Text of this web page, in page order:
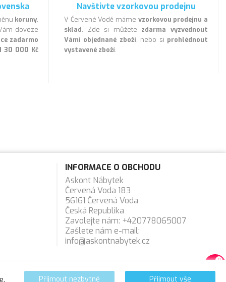
koruny,
doveze
zadarmo
30 000 Kč
Navštivte vzorkovou prodejnu
V Červené Vodě máme vzorkovou prodejnu a
sklad. Zde si můžete zdarma vyzvednout
Vámi objednané zboží, nebo si prohlédnout
vystavené zboží.
INFORMACE O OBCHODU
Askont Nábytek
Červená Voda 183
56161 Červená Voda
Česká Republika
Zavolejte nám: +420778065007
Zašlete nám e-mail:
info@askontnabytek.cz
Přijmout nezbytné Přijmout vše
0